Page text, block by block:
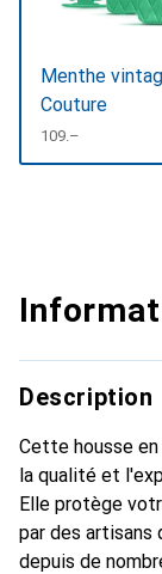
Menthe
Couture
CHF
109.–
Description
Cette housse
la qualité et
Elle protège
par des artisans
depuis de